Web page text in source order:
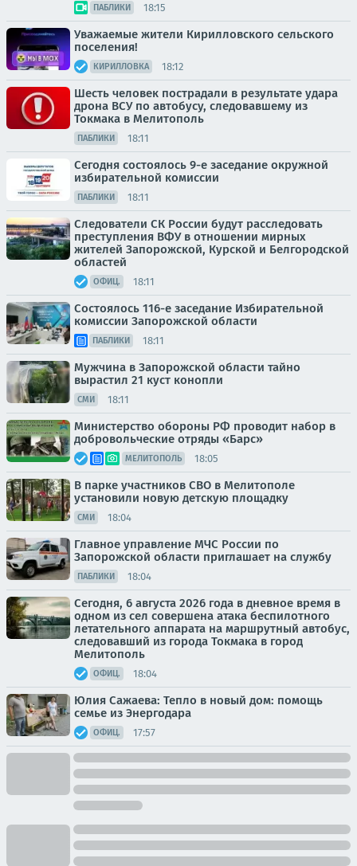
ПАБЛИКИ 18:15
Уважаемые жители Кирилловского сельского
поселения!
КИРИЛЛОВКА 18:12
Шесть человек пострадали в результате удара
дрона ВСУ по автобусу, следовавшему из
Токмака в Мелитополь
ПАБЛИКИ 18:11
Сегодня состоялось 9-е заседание окружной
избирательной комиссии
ПАБЛИКИ 18:11
Следователи СК России будут расследовать
преступления ВФУ в отношении мирных
жителей Запорожской, Курской и Белгородской
областей
ОФИЦ. 18:11
Состоялось 116-е заседание Избирательной
комиссии Запорожской области
ПАБЛИКИ 18:11
Мужчина в Запорожской области тайно
вырастил 21 куст конопли
СМИ 18:11
Министерство обороны РФ проводит набор в
добровольческие отряды «Барс»
МЕЛИТОПОЛЬ 18:05
В парке участников СВО в Мелитополе
установили новую детскую площадку
СМИ 18:04
Главное управление МЧС России по
Запорожской области приглашает на службу
ПАБЛИКИ 18:04
Сегодня, 6 августа 2026 года в дневное время в
одном из сел совершена атака беспилотного
летательного аппарата на маршрутный автобус,
следовавший из города Токмака в город
Мелитополь
ОФИЦ. 18:04
Юлия Сажаева: Тепло в новый дом: помощь
семье из Энергодара
ОФИЦ. 17:57